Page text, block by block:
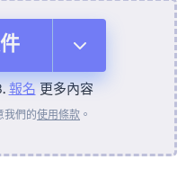
報名更多內容
我們的使用條款 。